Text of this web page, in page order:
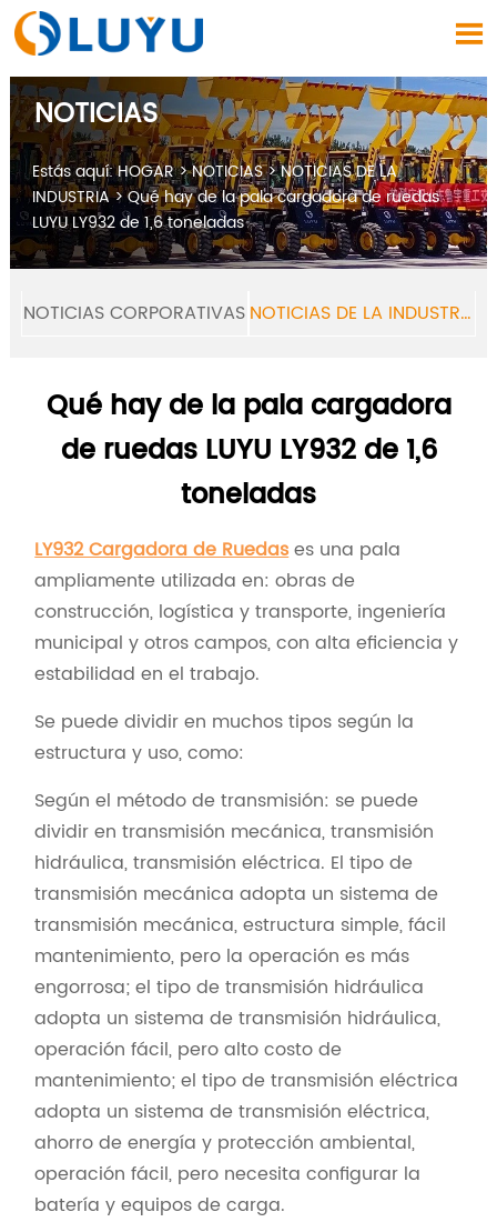

NOTICIAS
Estás aquí:HOGAR>NOTICIAS>NOTICIAS DE LA
INDUSTRIA>Qué hay de la pala cargadora de ruedas
LUYU LY932 de 1,6 toneladas
NOTICIAS CORPORATIVAS NOTICIAS DE LA INDUSTRIA
Qué hay de la pala cargadora
de ruedas LUYU LY932 de 1,6
toneladas
LY932 Cargadora de Ruedases una pala
ampliamente utilizada en: obras de
construcción, logística y transporte, ingeniería
municipal y otros campos, con alta eficiencia y
estabilidad en el trabajo.
Se puede dividir en muchos tipos según la
estructura y uso, como:
Según el método de transmisión: se puede
dividir en transmisión mecánica, transmisión
hidráulica, transmisión eléctrica. El tipo de
transmisión mecánica adopta un sistema de
transmisión mecánica, estructura simple, fácil
mantenimiento, pero la operación es más
engorrosa; el tipo de transmisión hidráulica
adopta un sistema de transmisión hidráulica,
operación fácil, pero alto costo de
mantenimiento; el tipo de transmisión eléctrica
adopta un sistema de transmisión eléctrica,
ahorro de energía y protección ambiental,
operación fácil, pero necesita configurar la
batería y equipos de carga.